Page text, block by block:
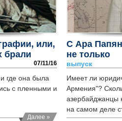
или,
брали
07/11/16
где она была
с пленными и
Далее »
С Ара
не только
выпуск
Имеет ли
Армения"?
азербайджанцы
на самом деле